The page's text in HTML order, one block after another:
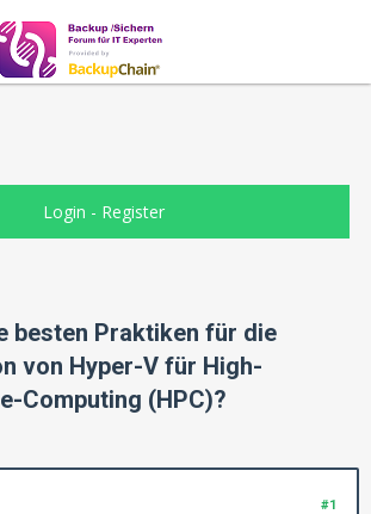
Login - Register
besten Praktiken für die
von Hyper-V für High-
Computing (HPC)?
#1